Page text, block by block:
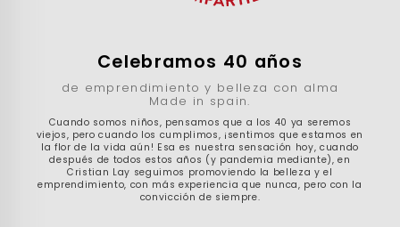
Celebramos 40 años
de emprendimiento y belleza con alma
Made in spain.
Cuando somos niños, pensamos que a los 40 ya seremos
viejos, pero cuando los cumplimos, ¡sentimos que estamos en
la flor de la vida aún! Esa es nuestra sensación hoy, cuando
después de todos estos años (y pandemia mediante), en
Cristian Lay seguimos promoviendo la belleza y el
emprendimiento, con más experiencia que nunca, pero con la
convicción de siempre.